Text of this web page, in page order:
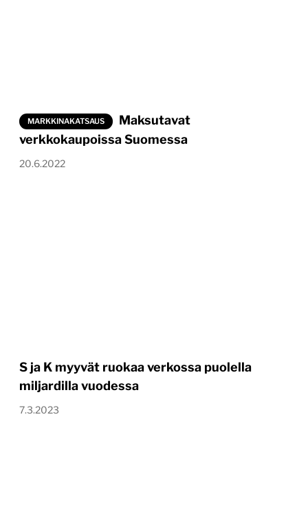
MARKKINAKATSAUS
Maksutavat
verkkokaupoissa Suomessa
20.6.2022
S ja K myyvät ruokaa verkossa puolella
miljardilla vuodessa
7.3.2023